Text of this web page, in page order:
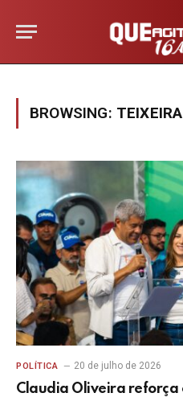
BROWSING:
POLÍTICA 20 de julho de 2026
Claudia Oliveira reforça